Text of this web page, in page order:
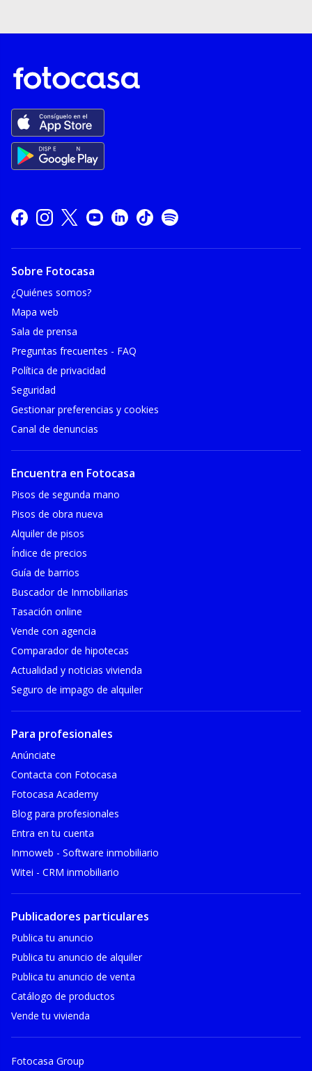
Sobre Fotocasa
¿Quiénes somos?
Mapa web
Sala de prensa
Preguntas frecuentes - FAQ
Política de privacidad
Seguridad
Gestionar preferencias y cookies
Canal de denuncias
Encuentra en Fotocasa
Pisos de segunda mano
Pisos de obra nueva
Alquiler de pisos
Índice de precios
Guía de barrios
Buscador de Inmobiliarias
Tasación online
Vende con agencia
Comparador de hipotecas
Actualidad y noticias vivienda
Seguro de impago de alquiler
Para profesionales
Anúnciate
Contacta con Fotocasa
Fotocasa Academy
Blog para profesionales
Entra en tu cuenta
Inmoweb - Software inmobiliario
Witei - CRM inmobiliario
Publicadores particulares
Publica tu anuncio
Publica tu anuncio de alquiler
Publica tu anuncio de venta
Catálogo de productos
Vende tu vivienda
Fotocasa Group